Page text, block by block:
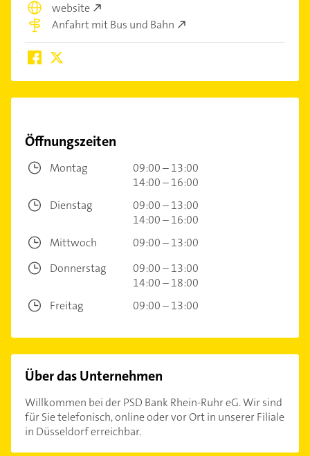
website
Anfahrt mit Bus und Bahn
Öffnungszeiten
Montag
09:00 – 13:00
14:00 – 16:00
Dienstag
09:00 – 13:00
14:00 – 16:00
Mittwoch
09:00 – 13:00
Donnerstag
09:00 – 13:00
14:00 – 18:00
Freitag
09:00 – 13:00
Über das Unternehmen
Willkommen bei der PSD Bank Rhein-Ruhr eG. Wir sind
für Sie telefonisch, online oder vor Ort in unserer Filiale
in Düsseldorf erreichbar.